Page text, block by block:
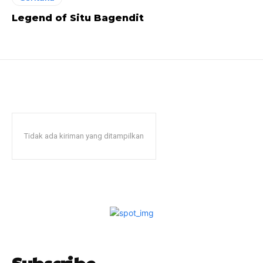
Legend of Situ Bagendit
Tidak ada kiriman yang ditampilkan